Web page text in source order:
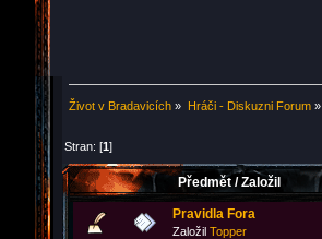
Život v Bradavicích » Hráči - Diskuzni Forum»
Stran: [1]
Předmět /Založil
Pravidla Fora
Založil Topper